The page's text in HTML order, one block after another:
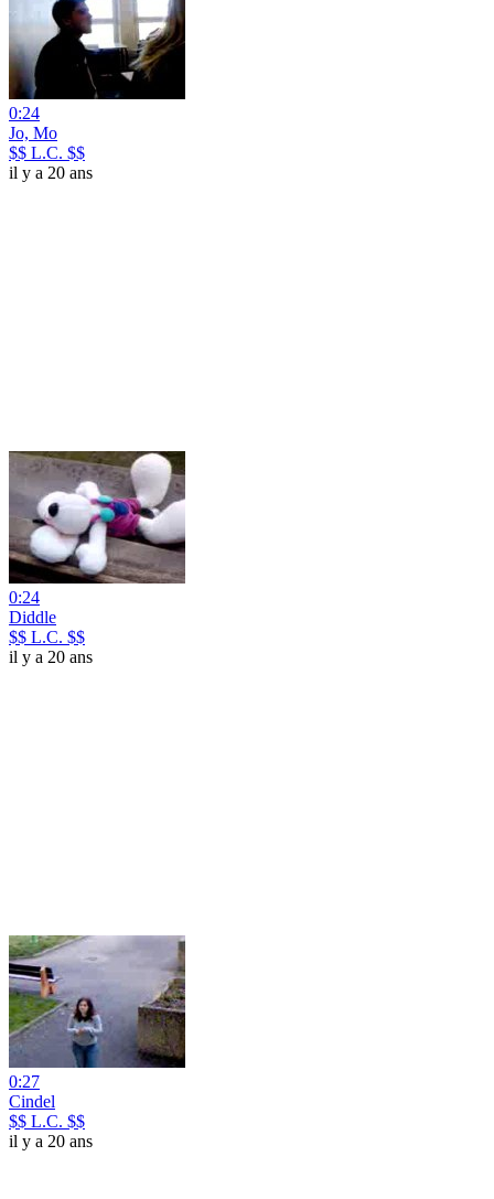
0:24
Jo, Mo
$$ L.C. $$
il y a 20 ans
0:24
Diddle
$$ L.C. $$
il y a 20 ans
0:27
Cindel
$$ L.C. $$
il y a 20 ans